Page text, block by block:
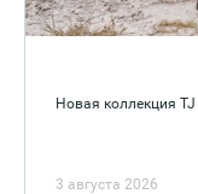
Новая коллекция TJ
3 августа 2026